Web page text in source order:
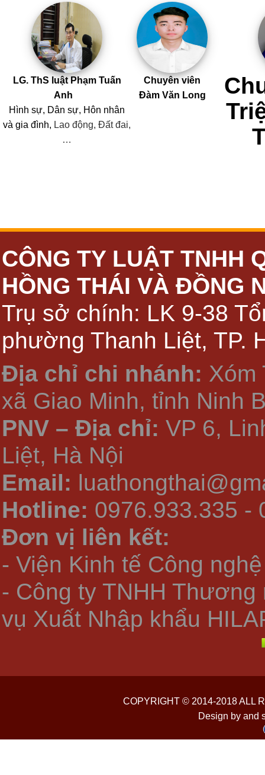
LG. ThS luật Phạm Tuấn
Anh
Hình sự, Dân sự, Hôn nhân
và gia đình, Lao động, Đất đai,
…
Chuyên viên
Đàm Văn Long
CÔNG TY LUẬT TNHH
HỒNG THÁI VÀ ĐỒNG
Trụ sở chính: LK 9-38
phường Thanh Liệt, TP.
Địa chỉ chi nhánh: Xóm
xã Giao Minh, tỉnh Ninh
PNV – Địa chỉ: VP 6,
Liệt, Hà Nội
Email:
Hotline: 0976.933.335 -
Đơn vị liên kết:
- Viện Kinh tế Công
- Công ty TNHH Thương
vụ Xuất Nhập khẩu
COPYRIGHT © 2014-2018 ALL
Design by and